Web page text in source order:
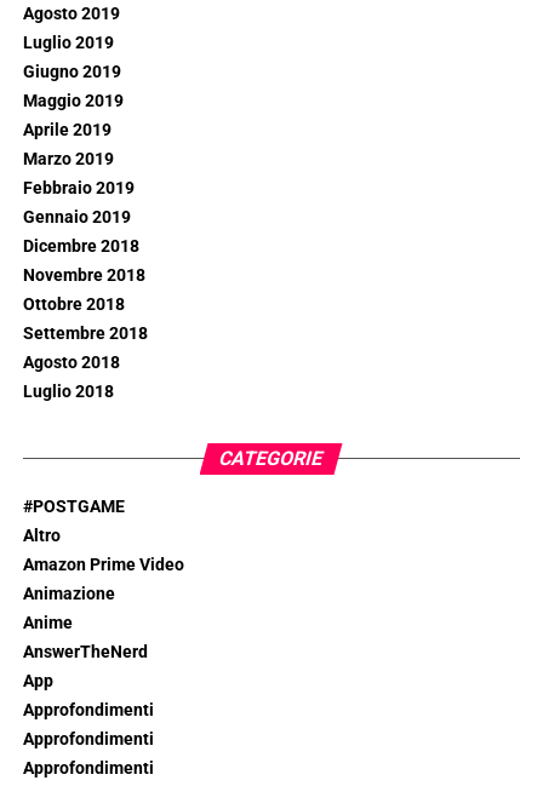
Agosto 2019
Luglio 2019
Giugno 2019
Maggio 2019
Aprile 2019
Marzo 2019
Febbraio 2019
Gennaio 2019
Dicembre 2018
Novembre 2018
Ottobre 2018
Settembre 2018
Agosto 2018
Luglio 2018
CATEGORIE
#POSTGAME
Altro
Amazon Prime Video
Animazione
Anime
AnswerTheNerd
App
Approfondimenti
Approfondimenti
Approfondimenti